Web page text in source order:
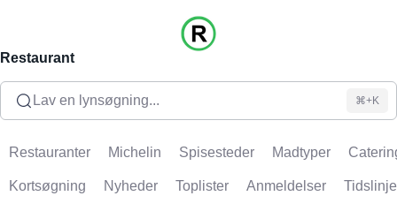
Restaurant
Lav en lynsøgning... ⌘+K
Restauranter Michelin Spisesteder Madtyper
Kortsøgning Nyheder Toplister Anmeldelser Tidslinje